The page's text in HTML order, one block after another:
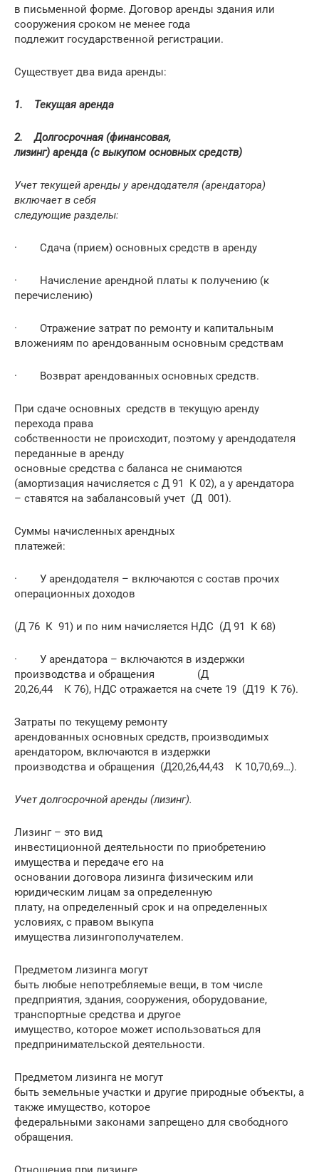
в письменной форме. Договор аренды здания или
сооружения сроком не менее года
подлежит государственной регистрации.
Существует два вида аренды:
1. Текущая аренда
2.Долгосрочная (финансовая,
лизинг) аренда (с выкупом основных средств)
Учет текущей аренды у арендодателя (арендатора)
включает в себя
следующие разделы:
· Сдача (прием) основных средств в аренду
· Начисление арендной платы к получению (к
перечислению)
· Отражение затрат по ремонту и капитальным
вложениям по арендованным основным средствам
· Возврат арендованных основных средств.
При сдаче основных средств в текущую аренду
перехода права
собственности не происходит, поэтому у арендодателя
переданные в аренду
основные средства с баланса не снимаются
(амортизация начисляется с Д 91 К 02), а у арендатора
– ставятся на забалансовый учет (Д 001).
Суммы начисленных арендных
платежей:
· У арендодателя – включаются с состав прочих
операционных доходов
(Д 76 К 91) и по ним начисляется НДС (Д 91 К 68)
· У арендатора – включаются в издержки
производства и обращения (Д
20,26,44 К 76), НДС отражается на счете 19 (Д19 К 76).
Затраты по текущему ремонту
арендованных основных средств, производимых
арендатором, включаются в издержки
производства и обращения (Д20,26,44,43 К 10,70,69…).
Учет долгосрочной аренды (лизинг).
Лизинг – это вид
инвестиционной деятельности по приобретению
имущества и передаче его на
основании договора лизинга физическим или
юридическим лицам за определенную
плату, на определенный срок и на определенных
условиях, с правом выкупа
имущества лизингополучателем.
Предметом лизинга могут
быть любые непотребляемые вещи, в том числе
предприятия, здания, сооружения, оборудование,
транспортные средства и другое
имущество, которое может использоваться для
предпринимательской деятельности.
Предметом лизинга не могут
быть земельные участки и другие природные объекты, а
также имущество, которое
федеральными законами запрещено для свободного
обращения.